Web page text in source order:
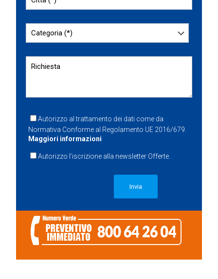
Autorizzo al trattamento dei dati come da
Normativa Conforme al Regolamento UE 2016/679.
Maggiori informazioni
Autorizzo l’iscrizione alla newsletter Offerte.